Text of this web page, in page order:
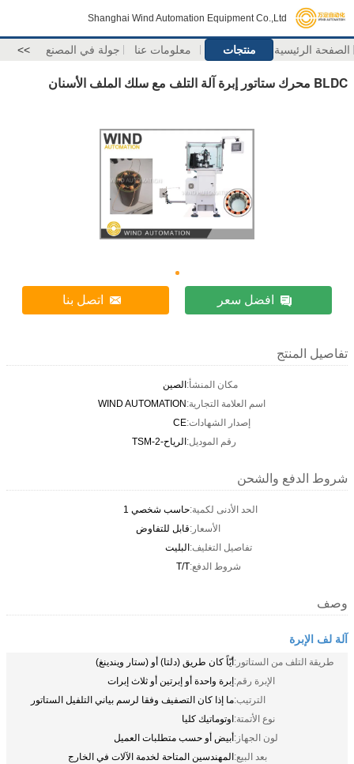
Shanghai Wind Automation Equipment Co.,Ltd
الصفحة الرئيسية منتجات معلومات عنا جولة في المصنع >>
BLDC محرك ستاتور إبرة آلة التلف مع سلك الملف الأسنان
افضل سعر اتصل بنا
تفاصيل المنتج
مكان المنشأ:الصين
اسم العلامة التجارية:WIND AUTOMATION
إصدار الشهادات:CE
رقم الموديل:الرياح-2-TSM
شروط الدفع والشحن
الحد الأدنى لكمية:حاسب شخصي 1
الأسعار:قابل للتفاوض
تفاصيل التغليف:البليت
شروط الدفع:T/T
وصف
آلة لف الإبرة
طريقة التلف من الستاتور:أيّاً كان طريق (دلتا) أو (ستار ويندينغ)
الإبرة رقم:إبرة واحدة أو إبرتين أو ثلاث إبرات
الترتيب:ما إذا كان التصفيف وفقا لرسم بياني التلفيل الستاتور
نوع الأتمتة:اوتوماتيك كليا
لون الجهاز:أبيض أو حسب متطلبات العميل
بعد البيع:المهندسين المتاحة لخدمة الآلات في الخارج